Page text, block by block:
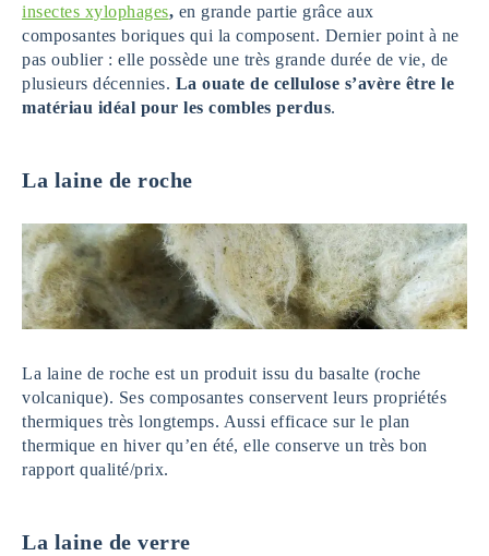
insectes xylophages, en grande partie grâce aux
composantes boriques qui la composent. Dernier point à ne
pas oublier : elle possède une très grande durée de vie, de
plusieurs décennies. La ouate de cellulose s’avère être le
matériau idéal pour les combles perdus.
La laine de roche
La laine de roche est un produit issu du basalte (roche
volcanique). Ses composantes conservent leurs propriétés
thermiques très longtemps. Aussi efficace sur le plan
thermique en hiver qu’en été, elle conserve un très bon
rapport qualité/prix.
La laine de verre